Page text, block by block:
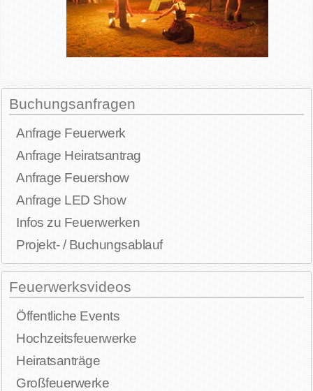
Buchungsanfragen
Anfrage Feuerwerk
Anfrage Heiratsantrag
Anfrage Feuershow
Anfrage LED Show
Infos zu Feuerwerken
Projekt- / Buchungsablauf
Feuerwerksvideos
Öffentliche Events
Hochzeitsfeuerwerke
Heiratsanträge
Großfeuerwerke